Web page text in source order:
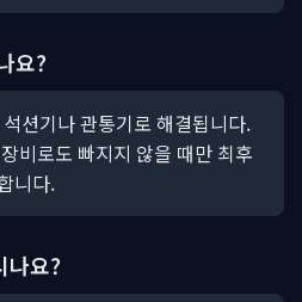
요?
션기나 관통기로 해결됩니다.
비로도 빠지지 않을 때만 최후
니다.
나요?